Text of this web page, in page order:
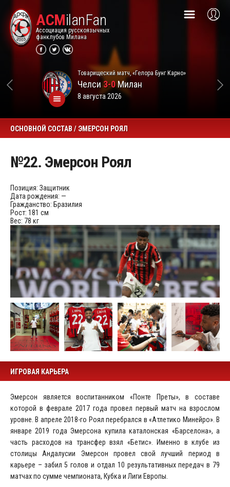
ACMilanFan
Ассоциация русскоязычных
фанклубов Милана
Товарищеский матч, «Гелора Бунг Карно»
Челси3-0Милан
8 августа 2026
ОСНОВНОЙ СОСТАВ / ЭМЕРСОН РОЯЛ
№22. Эмерсон Роял
Позиция: Защитник
Дата рождения: —
Гражданство: Бразилия
Рост: 181 см
Вес: 78 кг
ИГРОВАЯ КАРЬЕРА
Эмерсон является воспитанником «Понте Преты», в составе
которой в феврале 2017 года провел первый матч на взрослом
уровне. В апреле 2018-го Роял перебрался в «Атлетико Минейро». В
январе 2019 года Эмерсона купила каталонская «Барселона», а
часть расходов на трансфер взял «Бетис». Именно в клубе из
столицы Андалусии Эмерсон провел свой лучший период в
карьере – забил 5 голов и отдал 10 результативных передач в 79
матчах по сумме чемпионата, Кубка и Лиги Европы.